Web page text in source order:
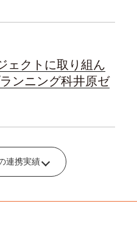
ェクトに取り組ん
ンニング科井原ゼ
連携実績